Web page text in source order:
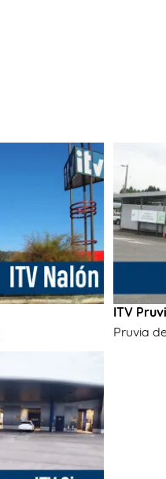
ITV
Pruvia